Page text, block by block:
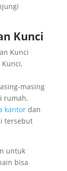
Kunci
masing
rumah,
kantordan
tersebut
untuk
bisa